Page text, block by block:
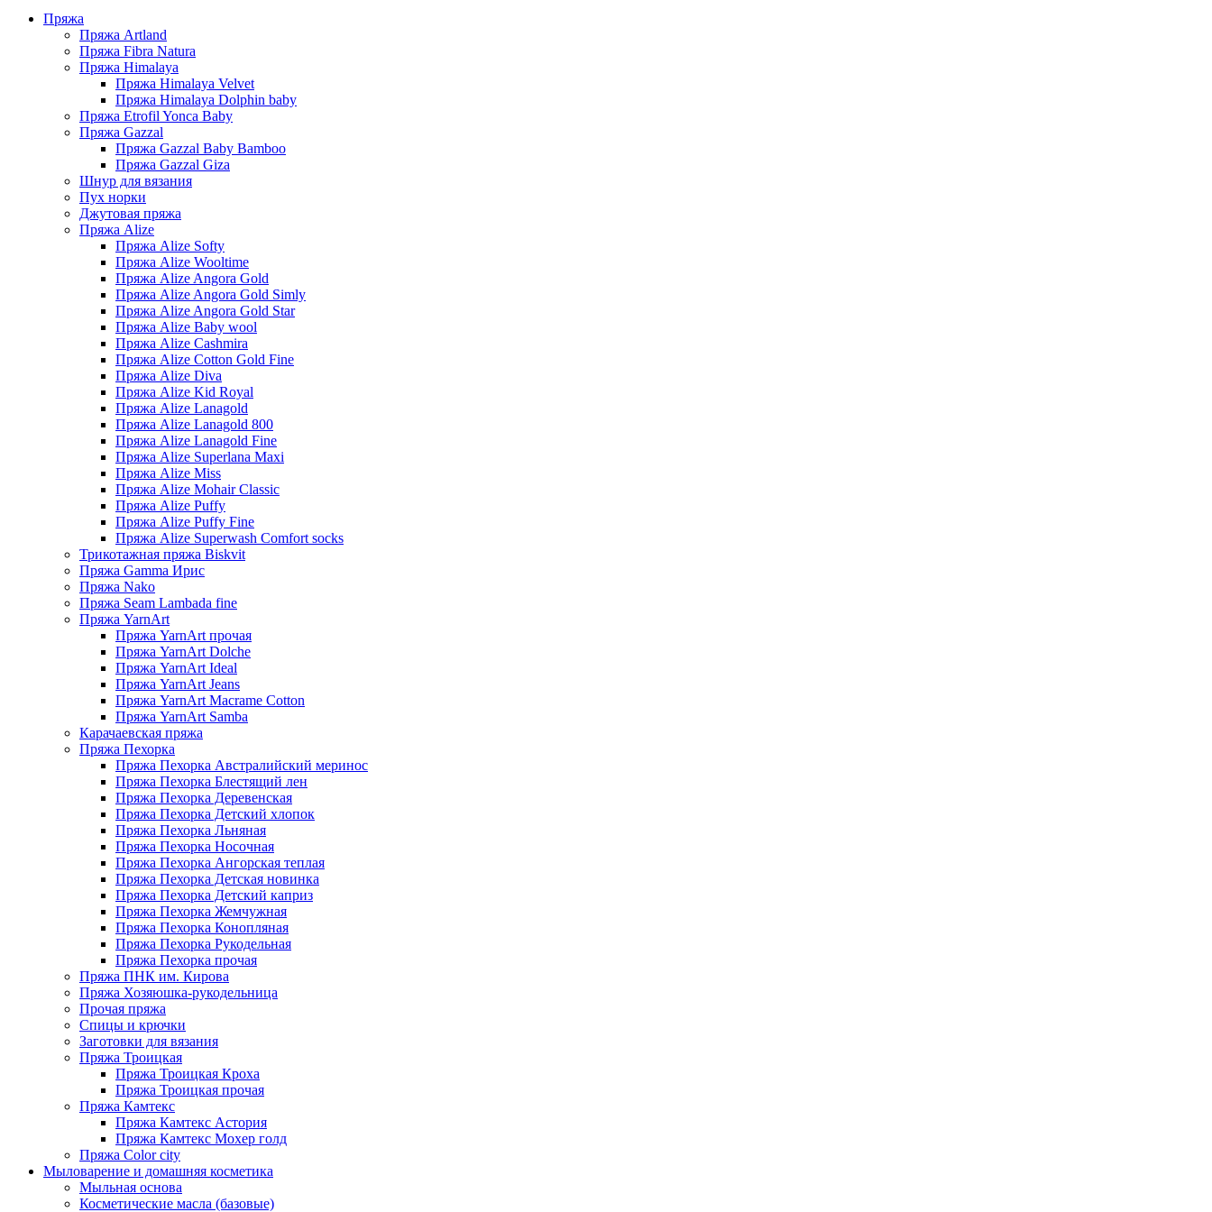
Пряжа
Пряжа Artland
Пряжа Fibra Natura
Пряжа Himalaya
Пряжа Himalaya Velvet
Пряжа Himalaya Dolphin baby
Пряжа Etrofil Yonca Baby
Пряжа Gazzal
Пряжа Gazzal Baby Bamboo
Пряжа Gazzal Giza
Шнур для вязания
Пух норки
Джутовая пряжа
Пряжа Alize
Пряжа Alize Softy
Пряжа Alize Wooltime
Пряжа Alize Angora Gold
Пряжа Alize Angora Gold Simly
Пряжа Alize Angora Gold Star
Пряжа Alize Baby wool
Пряжа Alize Cashmira
Пряжа Alize Cotton Gold Fine
Пряжа Alize Diva
Пряжа Alize Kid Royal
Пряжа Alize Lanagold
Пряжа Alize Lanagold 800
Пряжа Alize Lanagold Fine
Пряжа Alize Superlana Maxi
Пряжа Alize Miss
Пряжа Alize Mohair Classic
Пряжа Alize Puffy
Пряжа Alize Puffy Fine
Пряжа Alize Superwash Comfort socks
Трикотажная пряжа Biskvit
Пряжа Gamma Ирис
Пряжа Nako
Пряжа Seam Lambada fine
Пряжа YarnArt
Пряжа YarnArt прочая
Пряжа YarnArt Dolche
Пряжа YarnArt Ideal
Пряжа YarnArt Jeans
Пряжа YarnArt Macrame Cotton
Пряжа YarnArt Samba
Карачаевская пряжа
Пряжа Пехорка
Пряжа Пехорка Австралийский меринос
Пряжа Пехорка Блестящий лен
Пряжа Пехорка Деревенская
Пряжа Пехорка Детский хлопок
Пряжа Пехорка Льняная
Пряжа Пехорка Носочная
Пряжа Пехорка Ангорская теплая
Пряжа Пехорка Детская новинка
Пряжа Пехорка Детский каприз
Пряжа Пехорка Жемчужная
Пряжа Пехорка Конопляная
Пряжа Пехорка Рукодельная
Пряжа Пехорка прочая
Пряжа ПНК им. Кирова
Пряжа Хозяюшка-рукодельница
Прочая пряжа
Спицы и крючки
Заготовки для вязания
Пряжа Троицкая
Пряжа Троицкая Кроха
Пряжа Троицкая прочая
Пряжа Камтекс
Пряжа Камтекс Астория
Пряжа Камтекс Мохер голд
Пряжа Color city
Мыловарение и домашняя косметика
Мыльная основа
Косметические масла (базовые)